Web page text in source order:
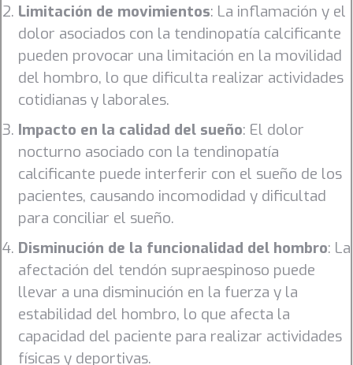
Limitación de movimientos: La inflamación y el
dolor asociados con la tendinopatía calcificante
pueden provocar una limitación en la movilidad
del hombro, lo que dificulta realizar actividades
cotidianas y laborales.
Impacto en la calidad del sueño: El dolor
nocturno asociado con la tendinopatía
calcificante puede interferir con el sueño de los
pacientes, causando incomodidad y dificultad
para conciliar el sueño.
Disminución de la funcionalidad del hombro: La
afectación del tendón supraespinoso puede
llevar a una disminución en la fuerza y la
estabilidad del hombro, lo que afecta la
capacidad del paciente para realizar actividades
físicas y deportivas.